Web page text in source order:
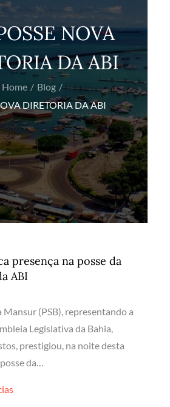
NOVA
DA ABI
Home
Blog
DIRETORIA DA ABI
presença na posse da
ABI
(PSB), representando a
Legislativa da Bahia,
prestigiou, na noite desta
da…